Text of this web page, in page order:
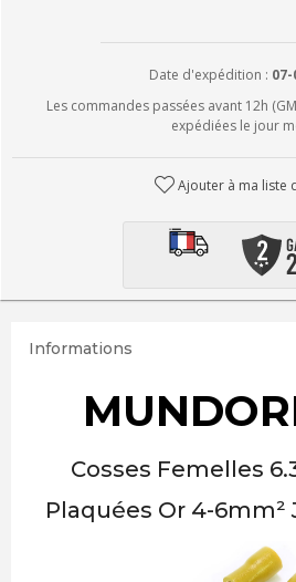
Date d'expédition :
Les commandes passées avant 12h
expédiées le jour
Ajouter à ma liste
Informations
Cosses Femelles
Plaquées Or 4-6mm²